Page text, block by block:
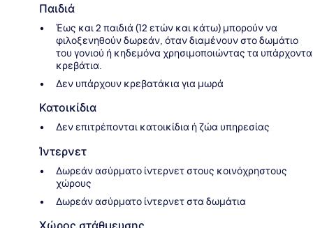
Παιδιά
Έως και 2 παιδιά (12 ετών και κάτω) μπορούν να
φιλοξενηθούν δωρεάν, όταν διαμένουν στο δωμάτιο
του γονιού ή κηδεμόνα χρησιμοποιώντας τα υπάρχοντα
κρεβάτια.
Δεν υπάρχουν κρεβατάκια για μωρά
Κατοικίδια
Δεν επιτρέπονται κατοικίδια ή ζώα υπηρεσίας
Ίντερνετ
Δωρεάν ασύρματο ίντερνετ στους κοινόχρηστους
χώρους
Δωρεάν ασύρματο ίντερνετ στα δωμάτια